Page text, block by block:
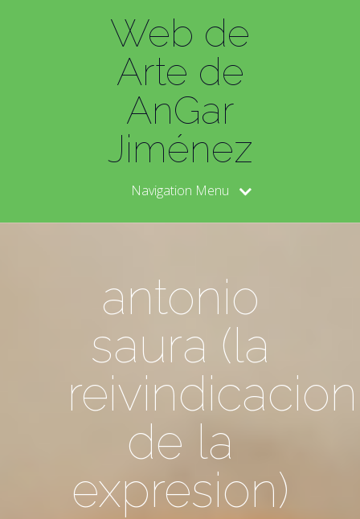
Web de
Arte de
AnGar
Jiménez
Navigation Menu
antonio
saura (la
reivindicacion
de la
expresion)